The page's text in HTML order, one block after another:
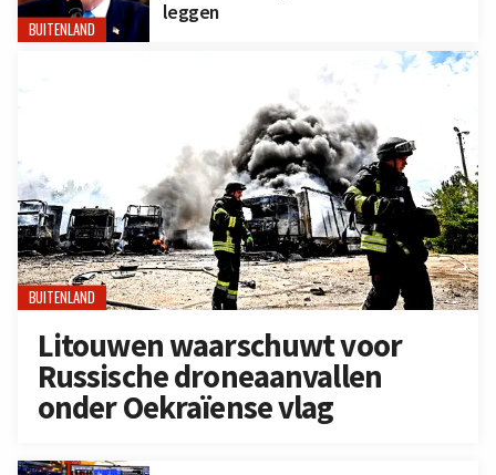
BUITENLAND
leggen
BUITENLAND
Litouwen waarschuwt voor
Russische droneaanvallen
onder Oekraïense vlag